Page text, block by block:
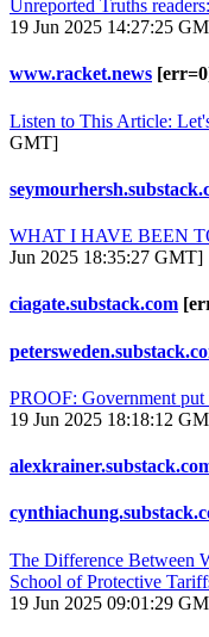
Unreported Truths
19 Jun 2025 14:27:25
www.racket.news
Listen to This Article:
GMT]
WHAT I HAVE BEEN
Jun 2025 18:35:27 GMT]
ciagate.substack.com
PROOF: Government
19 Jun 2025 18:18:12
The Difference Between
School of Protective
19 Jun 2025 09:01:29